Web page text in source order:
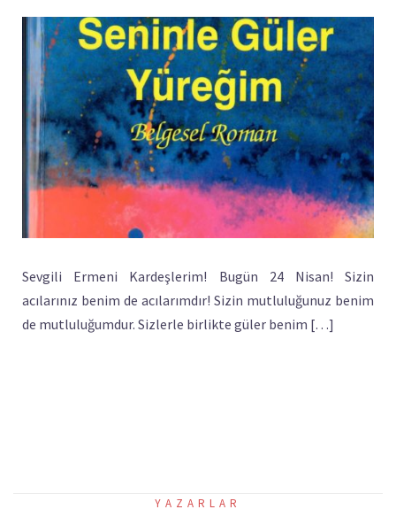
Sevgili Ermeni Kardeşlerim! Bugün 24 Nisan! Sizin
acılarınız benim de acılarımdır! Sizin mutluluğunuz benim
de mutluluğumdur. Sizlerle birlikte güler benim […]
YAZARLAR